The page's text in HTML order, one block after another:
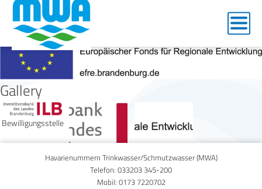
EFRE Logo_rechts_web_rgb
Gallery
Bewilligungsstelle
Havarienummern Trinkwasser/Schmutzwasser (MWA)
Telefon: 033203 345-200
Mobil: 0173 7220702